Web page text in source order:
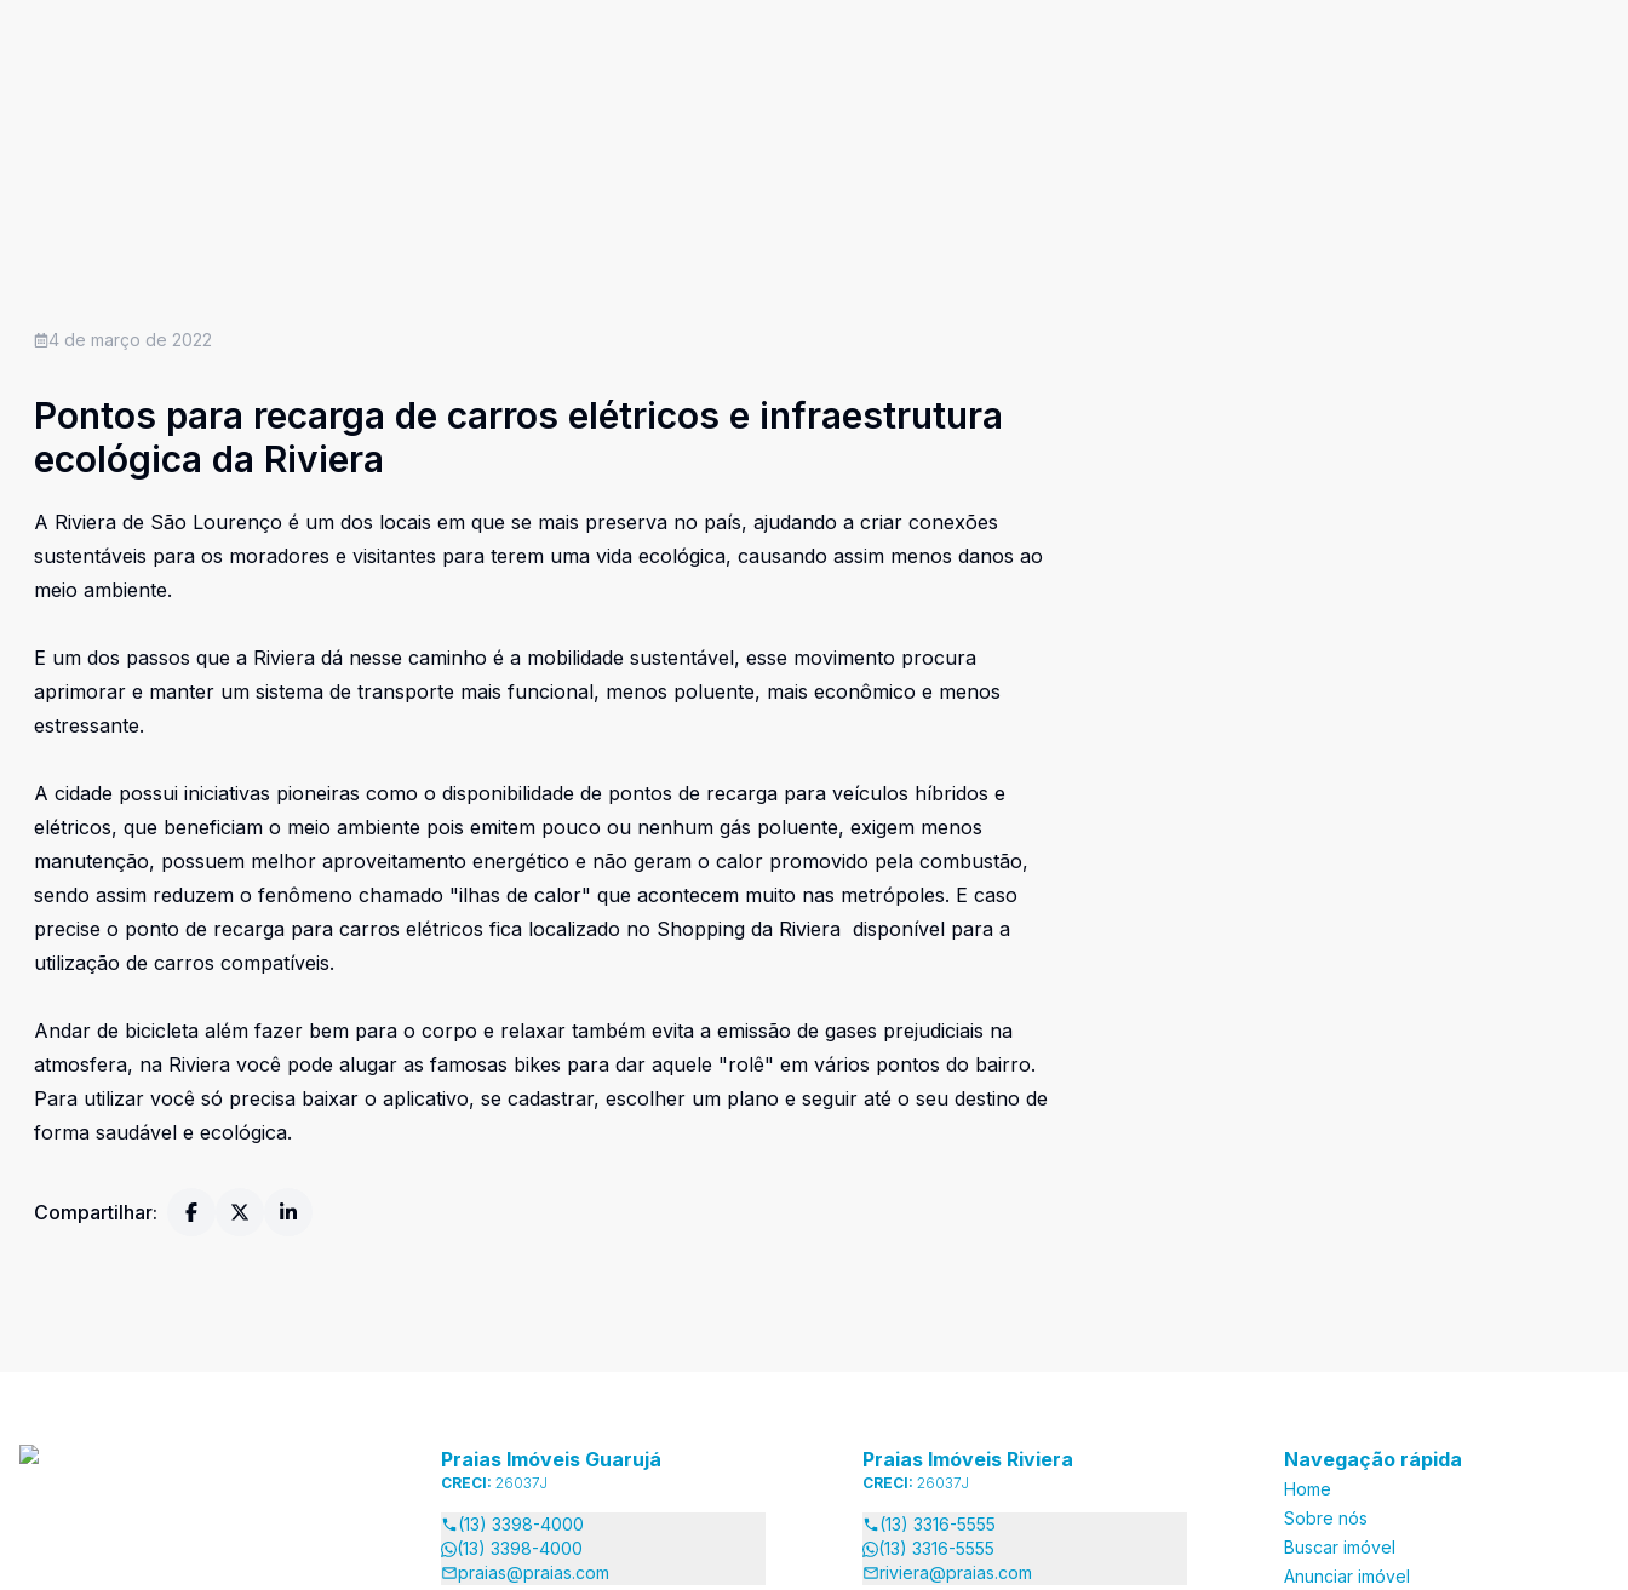
4 de março de 2022
Pontos para recarga de carros elétricos e infraestrutura
ecológica da Riviera
A Riviera de São Lourenço é um dos locais em que se mais preserva no país, ajudando a criar conexões
sustentáveis para os moradores e visitantes para terem uma vida ecológica, causando assim menos danos ao
meio ambiente.
E um dos passos que a Riviera dá nesse caminho é a mobilidade sustentável, esse movimento procura
aprimorar e manter um sistema de transporte mais funcional, menos poluente, mais econômico e menos
estressante.
A cidade possui iniciativas pioneiras como o disponibilidade de pontos de recarga para veículos híbridos e
elétricos, que beneficiam o meio ambiente pois emitem pouco ou nenhum gás poluente, exigem menos
manutenção, possuem melhor aproveitamento energético e não geram o calor promovido pela combustão,
sendo assim reduzem o fenômeno chamado "ilhas de calor" que acontecem muito nas metrópoles. E caso
precise o ponto de recarga para carros elétricos fica localizado no Shopping da Riviera disponível para a
utilização de carros compatíveis.
Andar de bicicleta além fazer bem para o corpo e relaxar também evita a emissão de gases prejudiciais na
atmosfera, na Riviera você pode alugar as famosas bikes para dar aquele "rolê" em vários pontos do bairro.
Para utilizar você só precisa baixar o aplicativo, se cadastrar, escolher um plano e seguir até o seu destino de
forma saudável e ecológica.
Compartilhar:
Praias Imóveis Guarujá
CRECI: 26037J
(13) 3398-4000
(13) 3398-4000
praias@praias.com
Praias Imóveis Riviera
CRECI: 26037J
(13) 3316-5555
(13) 3316-5555
riviera@praias.com
Navegação rápida
Home
Sobre nós
Buscar imóvel
Anunciar imóvel